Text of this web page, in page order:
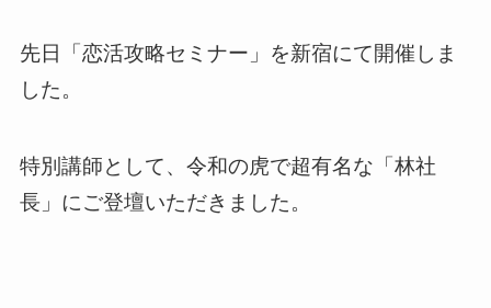
先日「恋活攻略セミナー」を新宿にて開催しま
した。
特別講師として、令和の虎で超有名な「林社
長」にご登壇いただきました。